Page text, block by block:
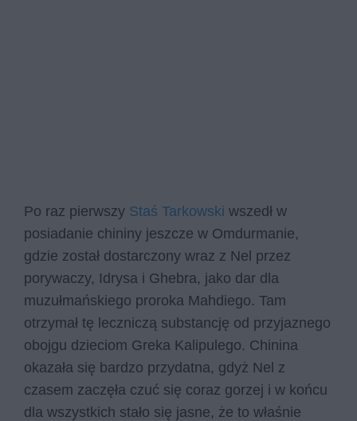
Po raz pierwszy Staś Tarkowski wszedł w
posiadanie chininy jeszcze w Omdurmanie,
gdzie został dostarczony wraz z Nel przez
porywaczy, Idrysa i Ghebra, jako dar dla
muzułmańskiego proroka Mahdiego. Tam
otrzymał tę leczniczą substancję od przyjaznego
obojgu dzieciom Greka Kalipulego. Chinina
okazała się bardzo przydatna, gdyż Nel z
czasem zaczęła czuć się coraz gorzej i w końcu
dla wszystkich stało się jasne, że to właśnie